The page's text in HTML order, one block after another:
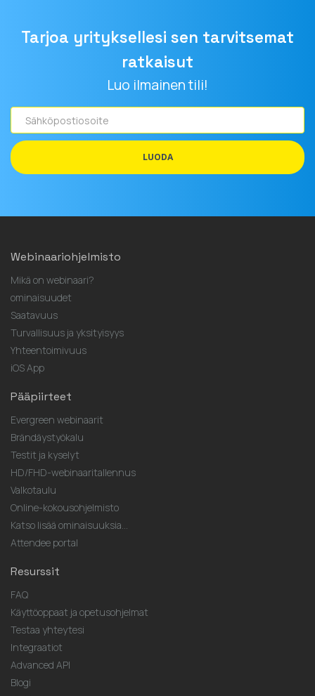
Tarjoa yrityksellesi sen tarvitsemat
ratkaisut
Luo ilmainen tili!
Sähköpostiosoite
LUODA
Webinaariohjelmisto
Mikä on webinaari?
ominaisuudet
Saatavuus
Turvallisuus ja yksityisyys
Yhteentoimivuus
iOS App
Pääpiirteet
Evergreen webinaarit
Brändäystyökalu
Testit ja kyselyt
HD/FHD-webinaaritallennus
Valkotaulu
Online-kokousohjelmisto
Katso lisää ominaisuuksia...
Attendee portal
Resurssit
FAQ
Käyttöoppaat ja opetusohjelmat
Testaa yhteytesi
Integraatiot
Advanced API
Blogi